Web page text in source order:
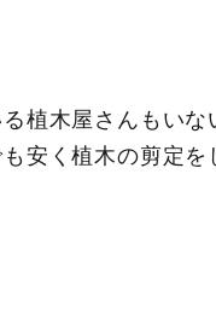
植木屋さんもい
安く植木の剪定